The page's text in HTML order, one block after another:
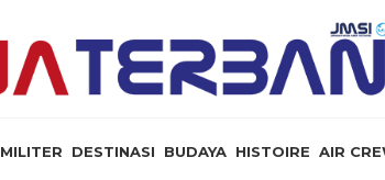
MILITER DESTINASI BUDAYA HISTOIRE AIR